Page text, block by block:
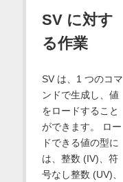
SV に対す
る作業
SV は、1 つのコマ
ンドで生成し、値
をロードすること
ができます。 ロー
ドできる値の型に
は、整数 (IV)、符
号なし整数 (UV)、